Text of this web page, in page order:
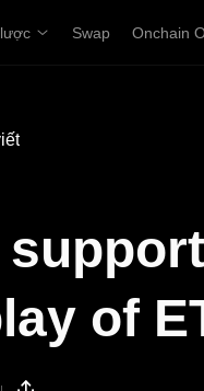
Swap Onchain
of